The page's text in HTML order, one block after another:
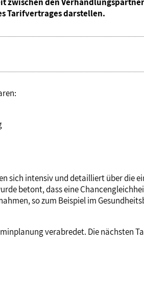
Ideencampus
Tarifvertrages darstellen.
sich intensiv und detailliert über die
betont, dass eine
so zum Beispiel im
verabredet. Die nächsten